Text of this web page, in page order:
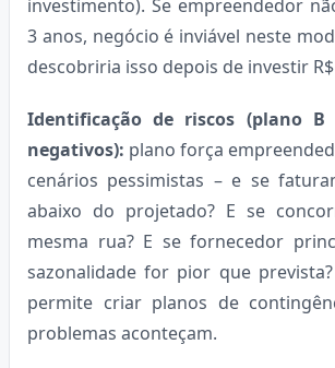
investimento). Se empreendedor
3 anos, negócio é inviável neste
descobriria isso depois de investir R$
Identificação de riscos (plano B
negativos): plano força
cenários pessimistas – e se
abaixo do projetado? E se
mesma rua? E se fornecedor
sazonalidade for pior que
permite criar planos de
problemas aconteçam.